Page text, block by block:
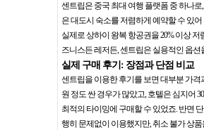
센트립은 중국 최대 여행 플랫폼 중 하나
은 대도시 숙소를 저렴하게 예약할 수 있
실제로 상하이 왕복 항공권을 20% 이상
즈니스든 레저든, 센트립은 실용적인 옵
실제 구매 후기: 장점과 단점 비교
센트립을 이용한 후기를 보면 대부분 가
원 정도 싼 경우가 많았고, 호텔은 심지어
최적의 타이밍에 구매할 수 있었죠. 반면
행히 문제없이 이용했지만, 취소 불가 상